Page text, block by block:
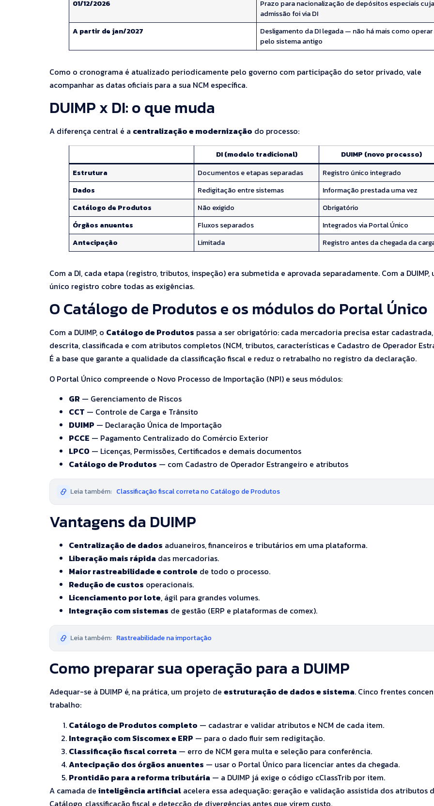
01/12/2026
Prazo para nacionalização de depósitos especiais cuja
admissão foi via DI
A partir de jan/2027
Desligamento da DI legada — não há mais como operar
pelo sistema antigo
Como o cronograma é atualizado periodicamente pelo governo com participação do setor privado, vale
acompanhar as datas oficiais para a sua NCM específica.
DUIMP x DI: o que muda
A diferença central é a centralização e modernização do processo:
DI (modelo tradicional)
DUIMP (novo processo)
Estrutura
Documentos e etapas separadas
Registro único integrado
Dados
Redigitação entre sistemas
Informação prestada uma vez
Catálogo de Produtos
Não exigido
Obrigatório
Órgãos anuentes
Fluxos separados
Integrados via Portal Único
Antecipação
Limitada Registro antes da chegada da
Com a DI, cada etapa (registro, tributos, inspeção) era submetida e aprovada separadamente. Com a DUIMP,
único registro cobre todas as exigências.
O Catálogo de Produtos e os módulos do Portal Único
Com a DUIMP, o Catálogo de Produtos passa a ser obrigatório: cada mercadoria precisa estar cadastrada,
descrita, classificada e com atributos completos (NCM, tributos, características e Cadastro de Operador
É a base que garante a qualidade da classificação fiscal e reduz o retrabalho no registro da declaração.
O Portal Único compreende o Novo Processo de Importação (NPI) e seus módulos:
GR — Gerenciamento de Riscos
CCT — Controle de Carga e Trânsito
DUIMP — Declaração Única de Importação
PCCE — Pagamento Centralizado do Comércio Exterior
LPCO — Licenças, Permissões, Certificados e demais documentos
Catálogo de Produtos — com Cadastro de Operador Estrangeiro e atributos
Leia também: Classificação fiscal correta no Catálogo de Produtos
Vantagens da DUIMP
Centralização de dados aduaneiros, financeiros e tributários em uma plataforma.
Liberação mais rápida das mercadorias.
Maior rastreabilidade e controle de todo o processo.
Redução de custos operacionais.
Licenciamento por lote, ágil para grandes volumes.
Integração com sistemas de gestão (ERP e plataformas de comex).
Leia também: Rastreabilidade na importação
Como preparar sua operação para a DUIMP
Adequar-se à DUIMP é, na prática, um projeto de estruturação de dados e sistema. Cinco frentes
trabalho:
Catálogo de Produtos completo — cadastrar e validar atributos e NCM de cada item.
Integração com Siscomex e ERP — para o dado fluir sem redigitação.
Classificação fiscal correta — erro de NCM gera multa e seleção para conferência.
Antecipação dos órgãos anuentes — usar o Portal Único para licenciar antes da chegada.
Prontidão para a reforma tributária — a DUIMP já exige o código cClassTrib por item.
A camada de inteligência artificial acelera essa adequação: geração e validação assistida dos atributos
Catálogo, classificação fiscal e detecção de divergências antes que virem custo.